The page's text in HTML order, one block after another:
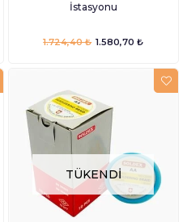
İstasyonu
1.580,70 ₺
1.724,40 ₺
TÜKENDI